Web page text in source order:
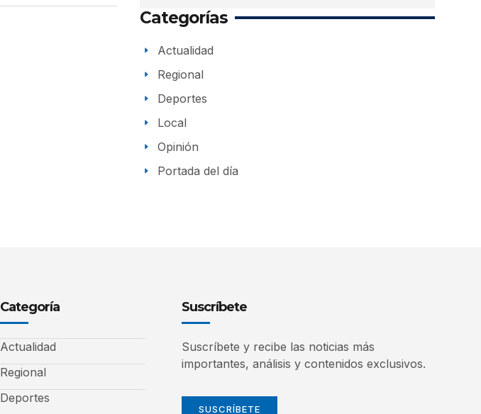
Categorías
Actualidad
Regional
Deportes
Local
Opinión
Portada del día
Categoría
Actualidad
Regional
Deportes
Suscríbete
Suscríbete y recibe las noticias más
importantes, análisis y contenidos exclusivos.
SUSCRÍBETE